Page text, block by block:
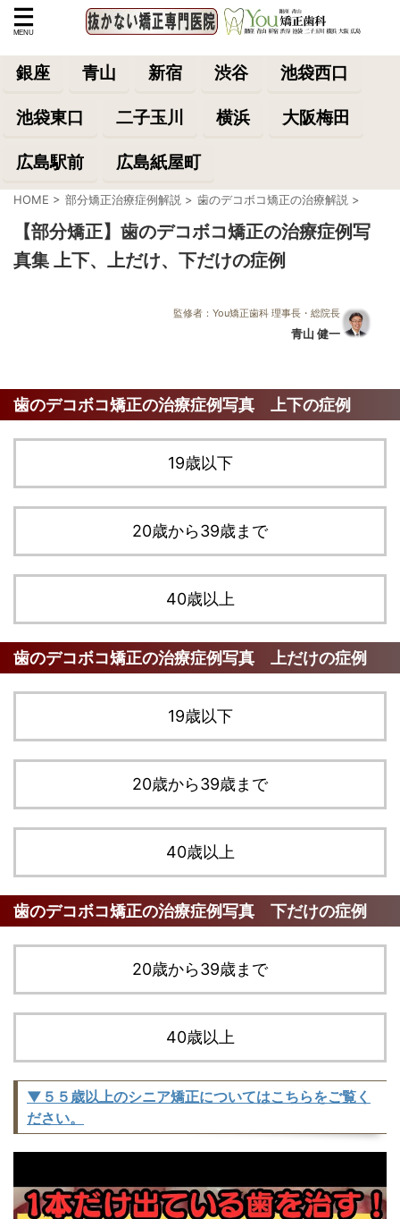
銀座 青山 新宿 渋谷 池袋西口
池袋東口 二子玉川 横浜 大阪梅田
広島駅前 広島紙屋町
HOME > 部分矯正治療症例解説 > 歯のデコボコ矯正の治療解説 >
【部分矯正】歯のデコボコ矯正の治療症例写
真集 上下、上だけ、下だけの症例
監修者：You矯正歯科 理事長・総院長
青山 健一
歯のデコボコ矯正の治療症例写真 上下の症例
19歳以下
20歳から39歳まで
40歳以上
歯のデコボコ矯正の治療症例写真 上だけの症例
19歳以下
20歳から39歳まで
40歳以上
歯のデコボコ矯正の治療症例写真 下だけの症例
20歳から39歳まで
40歳以上
▼５５歳以上のシニア矯正についてはこちらをご覧く
ださい。